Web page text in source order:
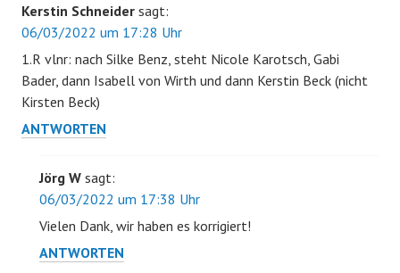
Kerstin Schneider sagt:
06/03/2022 um 17:28 Uhr
1.R vlnr: nach Silke Benz, steht Nicole Karotsch, Gabi
Bader, dann Isabell von Wirth und dann Kerstin Beck (nicht
Kirsten Beck)
ANTWORTEN
Jörg W sagt:
06/03/2022 um 17:38 Uhr
Vielen Dank, wir haben es korrigiert!
ANTWORTEN